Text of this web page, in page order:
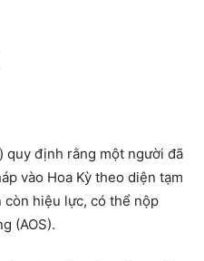
quy định rằng một người đã
vào Hoa Kỳ theo diện tạm
hiệu lực, có thể nộp
(AOS).